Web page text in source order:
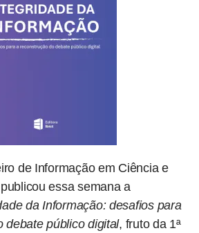
de Informação em Ciência e
essa semana a
da Informação: desafios para
debate público digital, fruto da 1ª